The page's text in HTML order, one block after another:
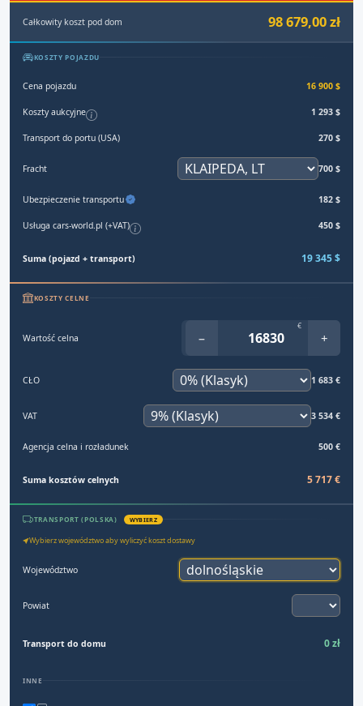
Całkowity koszt pod dom 98 679,00 zł
KOSZTY POJAZDU
Cena pojazdu 16 900 $
Koszty aukcyjne 1 293 $
Transport do portu (USA) 270 $
Fracht 700 $
Ubezpieczenie transportu 182 $
Usługa cars-world.pl (+VAT) 450 $
Suma (pojazd + transport) 19 345 $
KOSZTY CELNE
Wartość celna −
€
+
CŁO 1 683 €
VAT 3 534 €
Agencja celna i rozładunek 500 €
Suma kosztów celnych 5 717 €
TRANSPORT (POLSKA) WYBIERZ
Wybierz województwo aby wyliczyć koszt dostawy
Województwo
Powiat
Transport do domu 0 zł
INNE